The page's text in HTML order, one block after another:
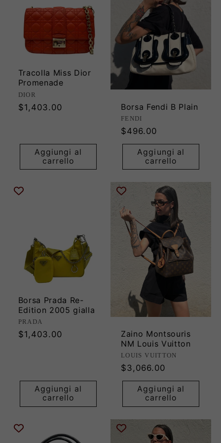
Tracolla Miss Dior
Promenade
Produttore:
DIOR
Prezzo
$1,403.00
Aggiungi al
carrello
Borsa Fendi B Plain
Produttore:
FENDI
Prezzo
di
listino
$496.00
Aggiungi al
carrello
Borsa Prada Re-
Edition 2005 gialla
Produttore:
PRADA
Prezzo
$1,403.00
Aggiungi al
carrello
Zaino Montsouris
NM Louis Vuitton
Produttore:
LOUIS VUITTON
Prezzo
di
listino
$3,066.00
Aggiungi al
carrello